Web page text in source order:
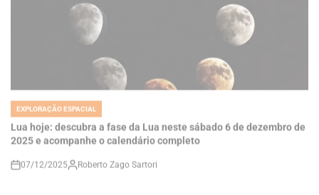
Lua hoje: descubra a fase da Lua neste sábado 6 de dezembro de
2025 e acompanhe o calendário completo
on
07/12/2025 Roberto Zago Sartori